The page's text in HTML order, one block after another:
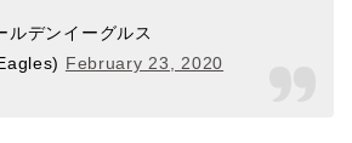
デンイーグルス
February 23, 2020